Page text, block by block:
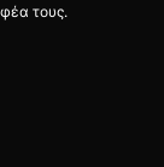
τους.